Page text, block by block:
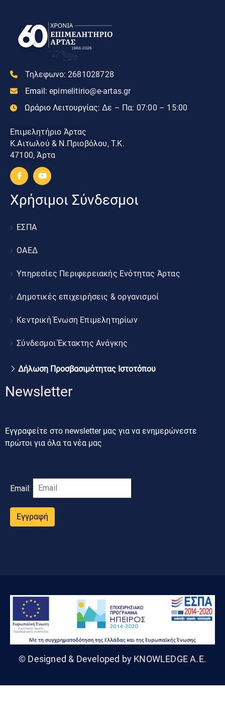
Τηλεφωνο: 2681028728
Email: epimelitirio@e-artas.gr
Ωράριο Λειτουργίας: Δε – Πα: 07:00 – 15:00
Επιμελητήριο Άρτας
Κ.Αιτωλού & Ν.Πριοβόλου, Τ.Κ.
47100, Άρτα
Χρήσιμοι Σύνδεσμοι
ΕΣΠΑ
ΟΑΕΔ
Υπηρεσίες Περιφερειακής Ενότητας Άρτας
Δημοτικές επιχειρήσεις & οργανισμοί
Κεντρική Ένωση Επιμελητηρίων
Σύνδεσμοι Έκτακτης Ανάγκης
Δήλωση Προσβασιμότητας Ιστοτόπου
Newsletter
Εγγραφείτε στο newsletter μας για να ενημερώνεστε
πρώτοι για όλα τα νέα μας
Email:
Εγγραφή
© Designed & Developed by KNOWLEDGE A.E.